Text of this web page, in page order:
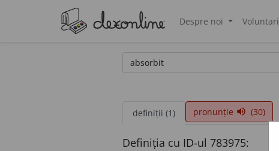
Despre noi Voluntari
definiții (1) pronunție volume_up (30)
Definiția cu ID-ul 783975: